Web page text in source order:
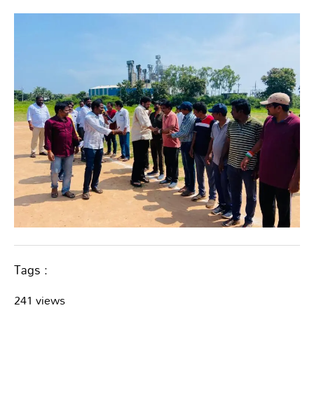
Tags :
241 views